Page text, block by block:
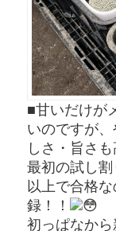
■甘いだけが
いのですが
しさ・旨さ
最初の試し
以上で合格
録！！
初っぱなか